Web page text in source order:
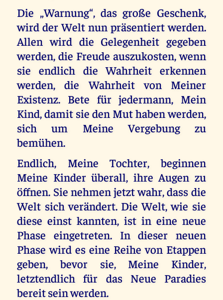
Die „Warnung“, das große Geschenk,
wird der Welt nun präsentiert werden.
Allen wird die Gelegenheit gegeben
werden, die Freude auszukosten, wenn
sie endlich die Wahrheit erkennen
werden, die Wahrheit von Meiner
Existenz. Bete für jedermann, Mein
Kind, damit sie den Mut haben werden,
sich um Meine Vergebung zu
bemühen.
Endlich, Meine Tochter, beginnen
Meine Kinder überall, ihre Augen zu
öffnen. Sie nehmen jetzt wahr, dass die
Welt sich verändert. Die Welt, wie sie
diese einst kannten, ist in eine neue
Phase eingetreten. In dieser neuen
Phase wird es eine Reihe von Etappen
geben, bevor sie, Meine Kinder,
letztendlich für das Neue Paradies
bereit sein werden.